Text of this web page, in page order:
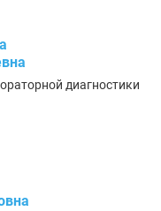
диагностики